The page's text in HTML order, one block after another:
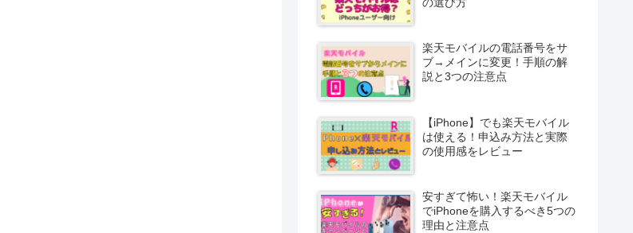
楽天モバイルの電話番号をサ
ブ→メインに変更！手順の解
説と3つの注意点
【iPhone】でも楽天モバイル
は使える！申込み方法と実際
の使用感をレビュー
安すぎて怖い！楽天モバイル
でiPhoneを購入するべき5つの
理由と注意点